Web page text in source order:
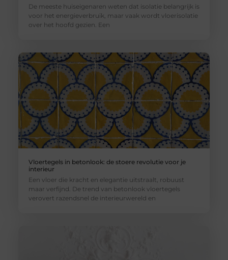
De meeste huiseigenaren weten dat isolatie belangrijk is
voor het energieverbruik, maar vaak wordt vloerisolatie
over het hoofd gezien. Een
Vloertegels in betonlook: de stoere revolutie voor je
interieur
Een vloer die kracht en elegantie uitstraalt, robuust
maar verfijnd. De trend van betonlook vloertegels
verovert razendsnel de interieurwereld en